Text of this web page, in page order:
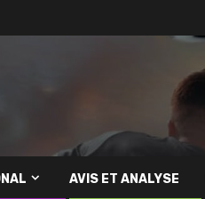
AVIS ET ANALYSE